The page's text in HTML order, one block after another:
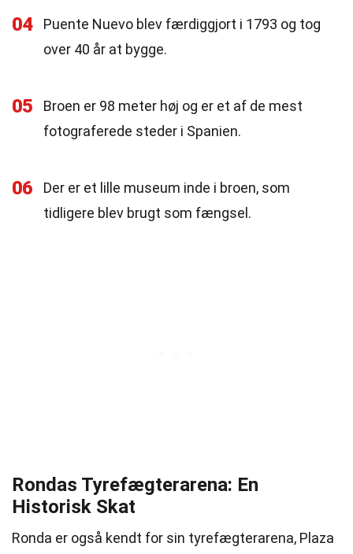
04
Puente Nuevo blev færdiggjort i 1793 og tog
over 40 år at bygge.
05
Broen er 98 meter høj og er et af de mest
fotograferede steder i Spanien.
06
Der er et lille museum inde i broen, som
tidligere blev brugt som fængsel.
Rondas Tyrefægterarena: En
Historisk Skat
Ronda er også kendt for sin tyrefægterarena, Plaza